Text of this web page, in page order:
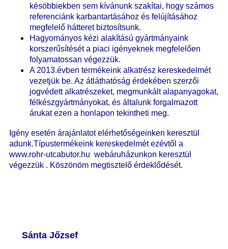
késöbbiekben sem kívánunk szakítai, hogy számos
referenciánk karbantartásához és felújításához
megfelelő hátteret biztosítsunk.
Hagyományos kézi alakítású gyártmányaink
korszerűsítését a piaci igényeknek megfelelően
folyamatossan végezzük.
A 2013.évben termékeink alkatrész kereskedelmét
vezetjük be. Az átláthatóság érdekében szerzői
jogvédett alkatrészeket, megmunkált alapanyagokat,
félkészgyártmányokat, és általunk forgalmazott
árukat ezen a honlapon tekintheti meg.
Igény esetén árajánlatot elérhetőségeinken keresztül
adunk.Típustermékeink kereskedelmét ezévtől a
www.rohr-utcabutor.hu webáruházunkon keresztül
végezzük . Köszönöm megtisztelő érdeklődését.
Sánta Jőzsef